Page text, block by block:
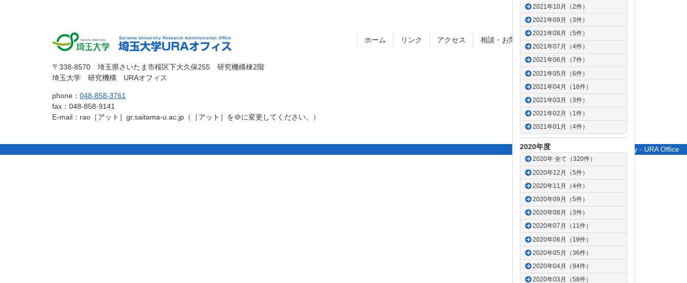
2021年10月（2件）
2021年09月（3件）
2021年08月（5件）
2021年07月（4件）
2021年06月（7件）
2021年05月（6件）
2021年04月（18件）
2021年03月（3件）
2021年02月（1件）
2021年01月（4件）
2020年度
2020年 全て（320件）
2020年12月（5件）
2020年11月（4件）
2020年09月（5件）
2020年08月（3件）
2020年07月（11件）
2020年06月（19件）
2020年05月（36件）
2020年04月（94件）
2020年03月（58件）
本
の
先
へ
戻
る
頭
戻
る
埼玉大
学
埼玉大学
URAオフィ
ス
〒338-8570 埼玉県さいたま市桜区下大久保255 研究機構棟2階
埼玉大学 研究機構 URAオフィス
phone： 048-858-3761
fax：048-858-9141
E-mail：rao［アット］gr.saitama-u.ac.jp（［アット］を＠に変更してください。）
ホーム リンク アクセス 相談・お問合せ サイトポリシー
© Saitama University - URA Office